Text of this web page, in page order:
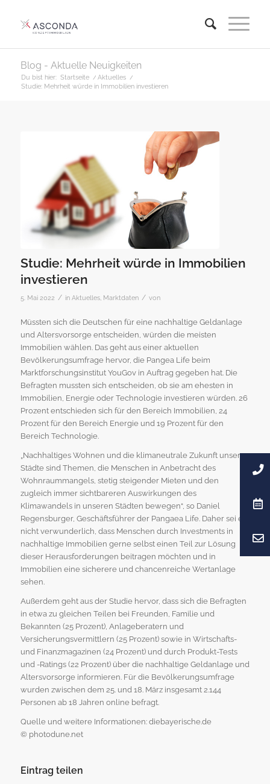
Blog - Aktuelle Neuigkeiten
Du bist hier: Startseite / Aktuelles /
Studie: Mehrheit würde in Immobilien investieren
Studie: Mehrheit würde in Immobilien
investieren
5. Mai 2022 / in Aktuelles, Marktdaten / von
Müssten sich die Deutschen für eine nachhaltige Geldanlage
und Altersvorsorge entscheiden, würden die meisten
Immobilien wählen. Das geht aus einer aktuellen
Bevölkerungsumfrage hervor, die Pangea Life beim
Marktforschungsinstitut YouGov in Auftrag gegeben hat. Die
Befragten mussten sich entscheiden, ob sie am ehesten in
Immobilien, Energie oder Technologie investieren würden. 26
Prozent entschieden sich für den Bereich Immobilien, 24
Prozent für den Bereich Energie und 19 Prozent für den
Bereich Technologie.
„Nachhaltiges Wohnen und die klimaneutrale Zukunft unserer
Städte sind Themen, die Menschen in Anbetracht des
Wohnraummangels, stetig steigender Mieten und den
zugleich immer sichtbareren Auswirkungen des
Klimawandels in unseren Städten bewegen“, so Daniel
Regensburger, Geschäftsführer der Pangaea Life. Daher sei es
nicht verwunderlich, dass Menschen durch Investments in
nachhaltige Immobilien gerne selbst einen Teil zur Lösung
dieser Herausforderungen beitragen möchten und in
Immobilien eine sicherere und chancenreiche Wertanlage
sehen.
Außerdem geht aus der Studie hervor, dass sich die Befragten
in etwa zu gleichen Teilen bei Freunden, Familie und
Bekannten (25 Prozent), Anlageberatern und
Versicherungsvermittlern (25 Prozent) sowie in Wirtschafts-
und Finanzmagazinen (24 Prozent) und durch Produkt-Tests
und -Ratings (22 Prozent) über die nachhaltige Geldanlage und
Altersvorsorge informieren. Für die Bevölkerungsumfrage
wurden zwischen dem 25. und 18. März insgesamt 2.144
Personen ab 18 Jahren online befragt.
Quelle und weitere Informationen: diebayerische.de
© photodune.net
Eintrag teilen